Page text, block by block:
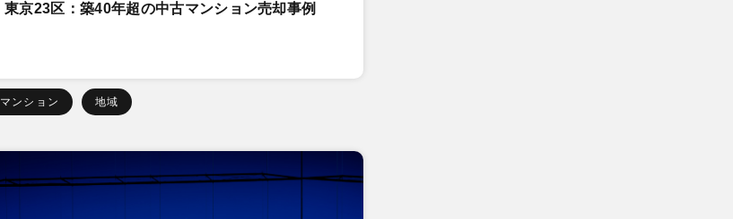
東京23区：築40年超の中古マンション売却事例
マンション 地域